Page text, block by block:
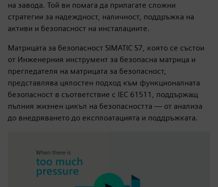
на завода. Той ви помага да прилагате сложни
стратегии за надеждност, наличност, поддръжка на
активи и безопасност на инсталациите.
Матрицата за безопасност SIMATIC S7, която се състои
от Инженерния инструмент за безопасна матрица и
прегледателя на матрицата за безопасност,
представлява цялостен подход към функционалната
безопасност в съответствие с IEC 61511, поддържащ
пълния жизнен цикъл на безопасността — от анализа
до внедряването до експлоатацията и поддръжката.